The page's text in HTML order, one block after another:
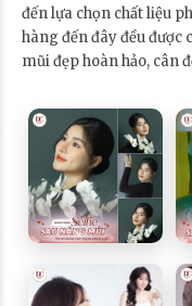
đến lựa chọn chất liệu
hàng đến đây đều được
mũi đẹp hoàn hảo, cân